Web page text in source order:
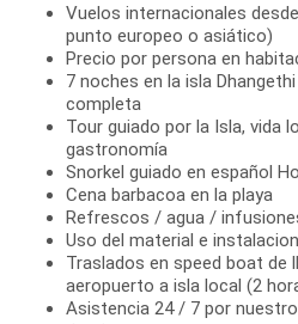
Vuelos internacionales
punto europeo o asiático)
Precio por persona en
7 noches en la isla
completa
Tour guiado por la Isla, vida
gastronomía
Snorkel guiado en español
Cena barbacoa en la playa
Refrescos / agua /
Uso del material e
Traslados en speed boat de
aeropuerto a isla local (2
Asistencia 24 / 7 por